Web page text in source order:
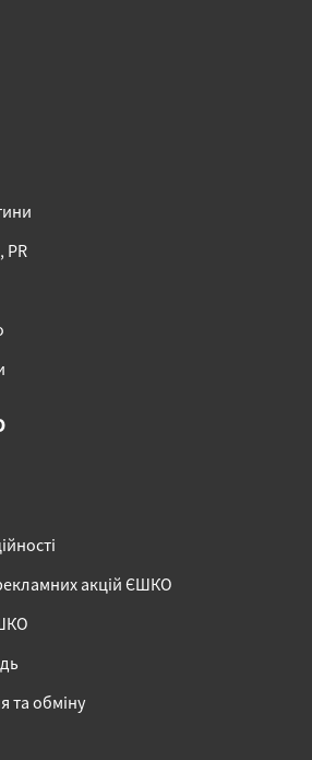
PR
акцій ЄШКО
та обміну